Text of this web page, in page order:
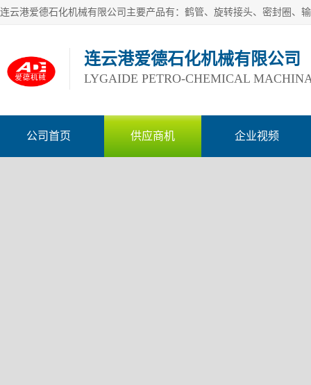
连云港爱德石化机械有限公司
LYGAIDE PETRO-CHEMICAL
公司首页 供应商机 企业视频